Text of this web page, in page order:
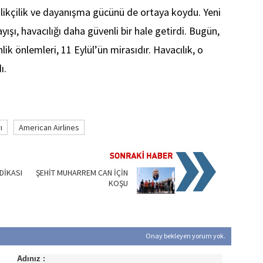
ve dayanışma gücünü de ortaya koydu. Yeni
havacılığı daha güvenli bir hale getirdi. Bugün,
önlemleri, 11 Eylül’ün mirasıdır. Havacılık, o
American Airlines
ŞEHİT MUHARREM CAN İÇİN
KOŞU
Onay bekleyen yorum yok.